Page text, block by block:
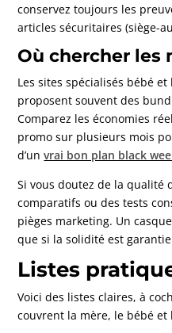
conservez toujours les
articles sécuritaires (siège-
Où chercher les
Les sites spécialisés bébé
proposent souvent des
Comparez les économies
promo sur plusieurs mois
d’unvrai bon plan black
Si vous doutez de la qualité
comparatifs ou des tests
pièges marketing. Un
que si la solidité est
Listes
Voici des listes claires, à
couvrent la mère, le bébé et